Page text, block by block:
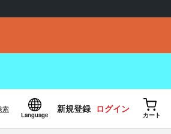
索
Language
新規登録 ログイン
カート